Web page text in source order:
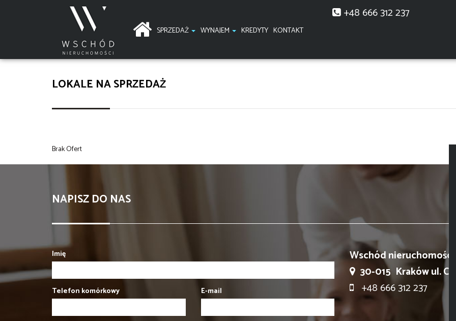
SPRZEDAŻ WYNAJEM KREDYTY KONTAKT
+48 666 312 237
LOKALE NA SPRZEDAŻ
Brak Ofert
NAPISZ DO NAS
Imię
Telefon komórkowy E-mail
Wschód nieruchomości
30-015 Kraków ul.
+48 666 312 237